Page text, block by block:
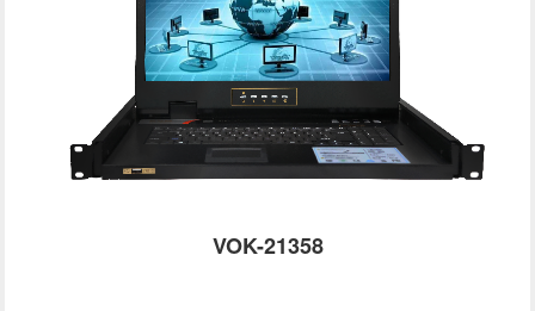
VOK-21358